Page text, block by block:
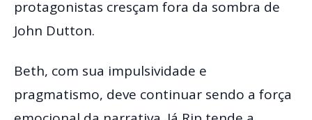
protagonistas cresçam fora da sombra de
John Dutton.
Beth, com sua impulsividade e
pragmatismo, deve continuar sendo a força